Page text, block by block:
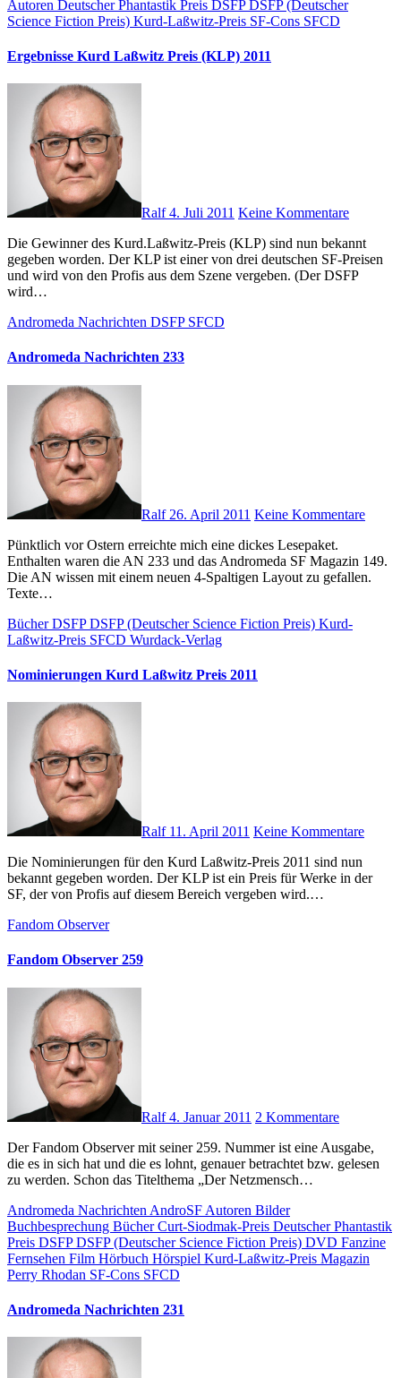
Autoren Deutscher Phantastik Preis DSFPDSFP (Deutscher
Science Fiction Preis) Kurd-Laßwitz-Preis SF-Cons SFCD
Ergebnisse Kurd Laßwitz Preis (KLP) 2011
Ralf4. Juli 2011 Keine Kommentare
Die Gewinner des Kurd.Laßwitz-Preis (KLP) sind nun bekannt
gegeben worden. Der KLP ist einer von drei deutschen SF-Preisen
und wird von den Profis aus dem Szene vergeben. (Der DSFP
wird…
Andromeda Nachrichten DSFP SFCD
Andromeda Nachrichten 233
Ralf 26. April 2011 Keine Kommentare
Pünktlich vor Ostern erreichte mich eine dickes Lesepaket.
Enthalten waren die AN 233 und das Andromeda SF Magazin 149.
Die AN wissen mit einem neuen 4-Spaltigen Layout zu gefallen.
Texte…
BücherDSFPDSFP (Deutscher Science Fiction Preis) Kurd-
Laßwitz-Preis SFCD Wurdack-Verlag
Nominierungen Kurd Laßwitz Preis 2011
Ralf 11. April 2011 Keine Kommentare
Die Nominierungen für den Kurd Laßwitz-Preis 2011 sind nun
bekannt gegeben worden. Der KLP ist ein Preis für Werke in der
SF, der von Profis auf diesem Bereich vergeben wird.…
Fandom Observer
Fandom Observer 259
Ralf4. Januar 2011 2 Kommentare
Der Fandom Observer mit seiner 259. Nummer ist eine Ausgabe,
die es in sich hat und die es lohnt, genauer betrachtet bzw. gelesen
zu werden. Schon das Titelthema „Der Netzmensch…
Andromeda Nachrichten AndroSF Autoren Bilder
Buchbesprechung BücherCurt-Siodmak-Preis Deutscher Phantastik
Preis DSFPDSFP (Deutscher Science Fiction Preis) DVD Fanzine
Fernsehen Film Hörbuch Hörspiel Kurd-Laßwitz-Preis Magazin
Perry Rhodan SF-Cons SFCD
Andromeda Nachrichten 231